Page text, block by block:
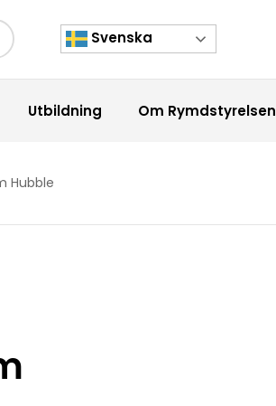
Svenska
Utbildning Om Rymdstyrelsen
Hubble